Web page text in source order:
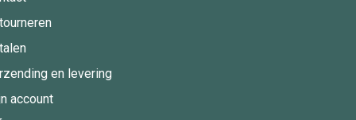
en levering
account